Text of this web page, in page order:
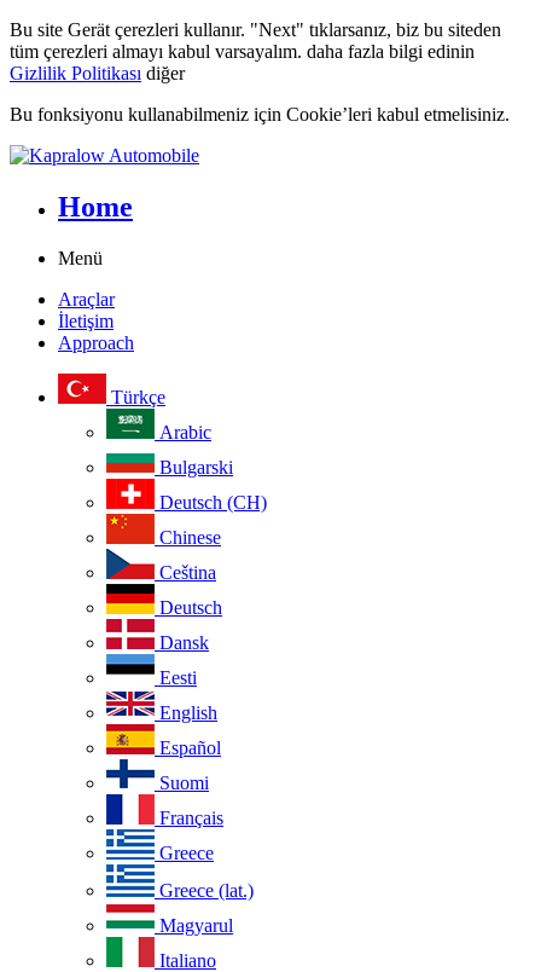
Bu site Gerät çerezleri kullanır. "Next" tıklarsanız, biz bu siteden
tüm çerezleri almayı kabul varsayalım. daha fazla bilgi edinin
Gizlilik Politikası diğer
Bu fonksiyonu kullanabilmeniz için Cookie’leri kabul etmelisiniz.
Home
Menü
Araçlar
İletişim
Approach
Türkçe
Arabic
Bulgarski
Deutsch (CH)
Chinese
Ceština
Deutsch
Dansk
Eesti
English
Español
Suomi
Français
Greece
Greece (lat.)
Magyarul
Italiano